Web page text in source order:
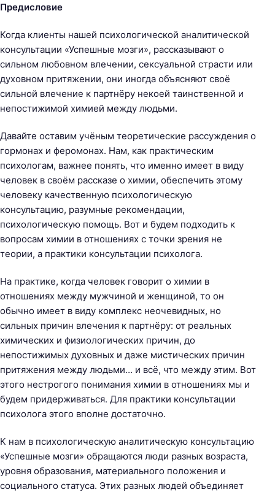
И
п
с
и
х
о
л
о
г
н
а
л
и
т
и
ч
е
с
к
я
к
о
н
Предисловие
Когда клиенты нашей психологической аналитической
консультации «Успешные мозги», рассказывают о
сильном любовном влечении, сексуальной страсти или
духовном притяжении, они иногда объясняют своё
сильной влечение к партнёру некоей таинственной и
непостижимой химией между людьми.
Давайте оставим учёным теоретические рассуждения о
гормонах и феромонах. Нам, как практическим
психологам, важнее понять, что именно имеет в виду
человек в своём рассказе о химии, обеспечить этому
человеку качественную психологическую
консультацию, разумные рекомендации,
психологическую помощь. Вот и будем подходить к
вопросам химии в отношениях с точки зрения не
теории, а практики консультации психолога.
На практике, когда человек говорит о химии в
отношениях между мужчиной и женщиной, то он
обычно имеет в виду комплекс неочевидных, но
сильных причин влечения к партнёру: от реальных
химических и физиологических причин, до
непостижимых духовных и даже мистических причин
притяжения между людьми… и всё, что между этим. Вот
этого нестрогого понимания химии в отношениях мы и
будем придерживаться. Для практики консультации
психолога этого вполне достаточно.
К нам в психологическую аналитическую консультацию
«Успешные мозги» обращаются люди разных возраста,
уровня образования, материального положения и
социального статуса. Этих разных людей объединяет